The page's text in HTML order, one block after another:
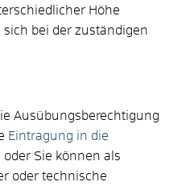
Höhe
bei der zuständigen
Ausübungsberechtigung
Eintragung in die
oder Sie können als
oder technische